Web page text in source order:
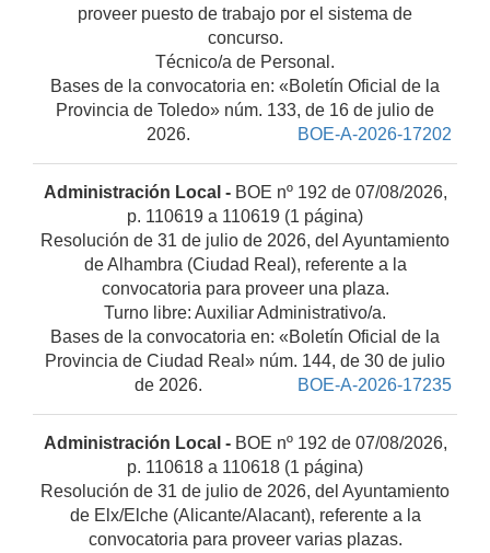
proveer puesto de trabajo por el sistema de
concurso.
Técnico/a de Personal.
Bases de la convocatoria en: «Boletín Oficial de la
Provincia de Toledo» núm. 133, de 16 de julio de
2026.
BOE-A-2026-17202
Administración Local - BOE nº 192 de 07/08/2026,
p. 110619 a 110619 (1 página)
Resolución de 31 de julio de 2026, del Ayuntamiento
de Alhambra (Ciudad Real), referente a la
convocatoria para proveer una plaza.
Turno libre: Auxiliar Administrativo/a.
Bases de la convocatoria en: «Boletín Oficial de la
Provincia de Ciudad Real» núm. 144, de 30 de julio
de 2026.
BOE-A-2026-17235
Administración Local - BOE nº 192 de 07/08/2026,
p. 110618 a 110618 (1 página)
Resolución de 31 de julio de 2026, del Ayuntamiento
de Elx/Elche (Alicante/Alacant), referente a la
convocatoria para proveer varias plazas.